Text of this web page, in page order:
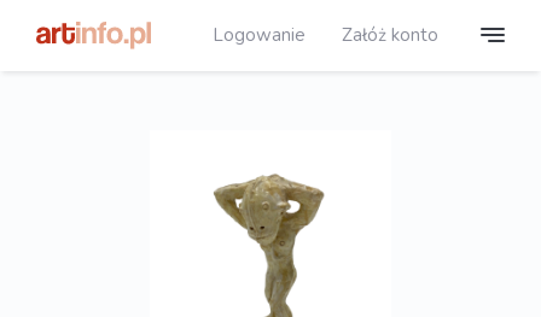
Logowanie Załóż konto